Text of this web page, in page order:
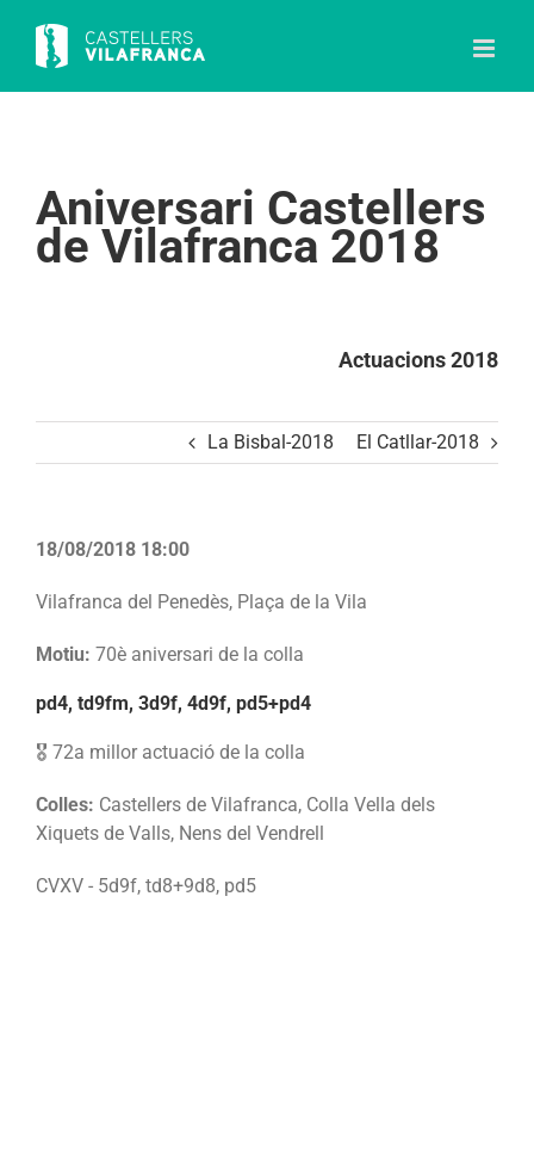
content
Aniversari Castellers
de Vilafranca 2018
Actuacions 2018
La Bisbal-2018 El Catllar-2018
18/08/2018 18:00
Vilafranca del Penedès, Plaça de la Vila
Motiu: 70è aniversari de la colla
pd4, td9fm, 3d9f, 4d9f, pd5+pd4
🎖️ 72a millor actuació de la colla
Colles: Castellers de Vilafranca, Colla Vella dels
Xiquets de Valls, Nens del Vendrell
CVXV - 5d9f, td8+9d8, pd5